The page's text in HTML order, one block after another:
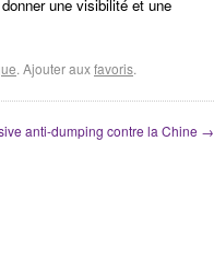
une visibilité et une
. Ajouter auxfavoris.
anti-dumping contre la Chine →